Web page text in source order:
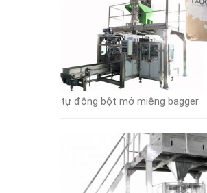
tự động bột mở miệng bagger